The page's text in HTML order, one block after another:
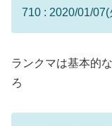
710 : 2020/01/
ランクマは基本的
ろ